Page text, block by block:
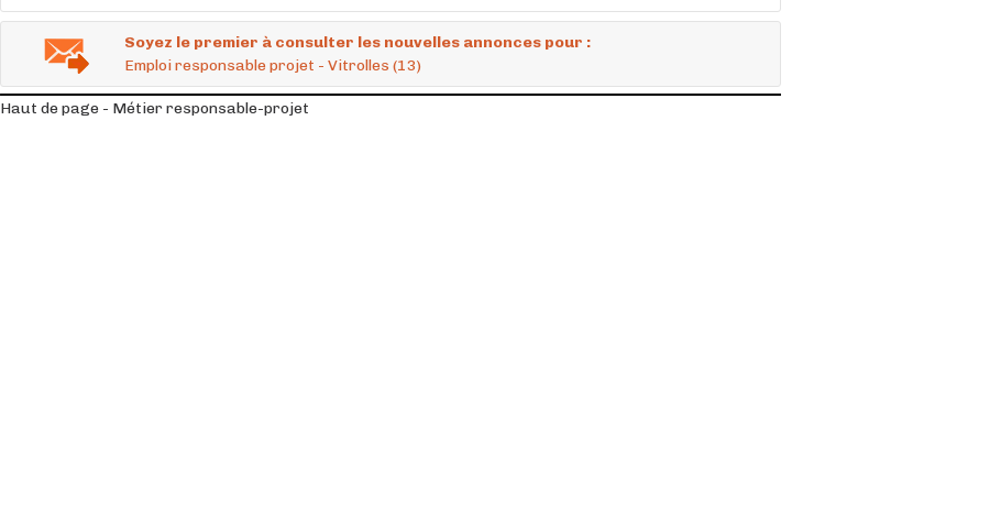
Soyez le premier à consulter les nouvelles annonces pour :
Emploi responsable projet - Vitrolles (13)
Haut de page - Métier responsable-projet